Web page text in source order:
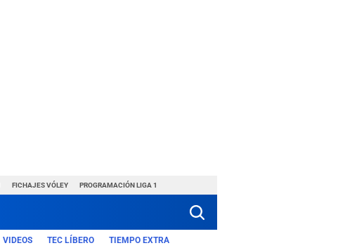
FICHAJES VÓLEY PROGRAMACIÓN LIGA 1
VIDEOS TEC LÍBERO TIEMPO EXTRA